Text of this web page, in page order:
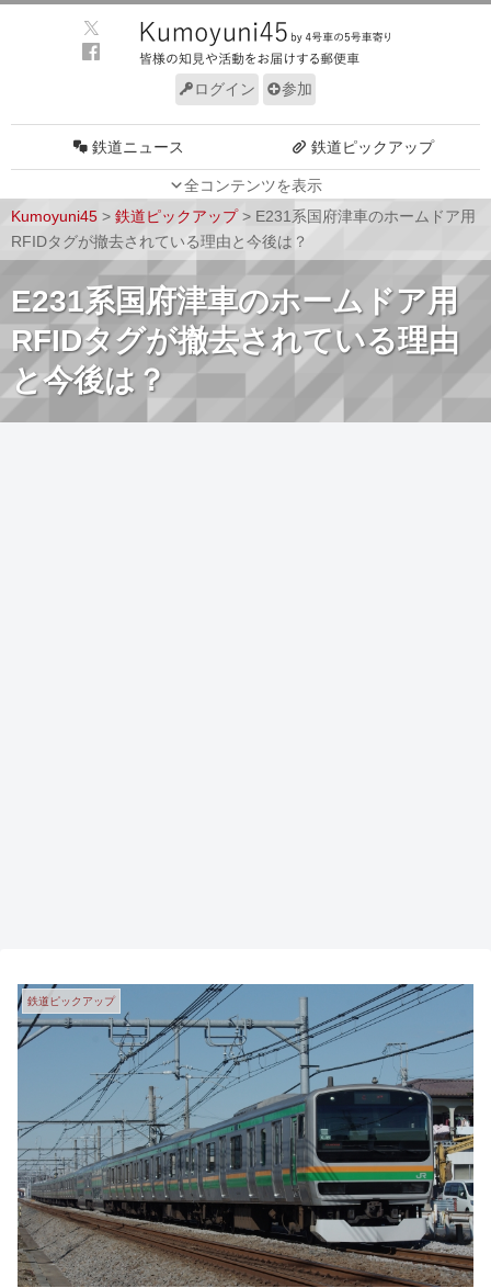
ログイン 参加
全コンテンツを表示
鉄道ニュース 鉄道ピックアップ
車両技術
ルール サイトについて
Kumoyuni45 > 鉄道ピックアップ> E231系国府津車のホームドア用
RFIDタグが撤去されている理由と今後は？
E231系国府津車のホームドア用
RFIDタグが撤去されている理由
と今後は？
鉄道ピックアップ